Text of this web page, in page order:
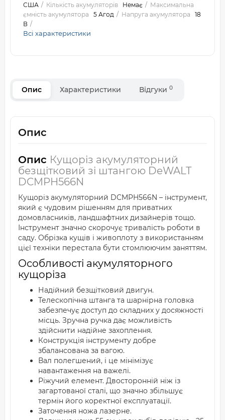
США
Кількість акумуляторів Немає
Максимальна
ємність акумулятора
5 Агод Напруга акумулятора
18
В
Всі характеристики
Опис Характеристики Відгуки 0
Опис
Опис Кущоріз акумуляторний
безщітковий зі штангою DeWALT
DCMPH566N
Кущоріз акумуляторний DCMPH566N – інструмент,
який є чудовим рішенням для приватних
домовласників, ландшафтних дизайнерів тощо.
Інструмент значно скорочує тривалість роботи в
саду. Обрізка кущів і живоплоту з використанням
цієї техніки перестала бути стомлюючим заняттям.
Особливості акумуляторного
кущоріза
Надійний безщітковий двигун.
Телескопічна штанга та шарнірна головка
забезпечує доступ до складних у досяжності
місць. Зручна ручка дає можливість
здійснити надійне захоплення.
Конструкція інструменту добре
збалансована за вагою.
Вал полегшений, і це мінімізує
навантаження на важелі.
Ріжучий елемент. Двосторонній ніж із
загартованої сталі, що значно збільшує
термін його коректної експлуатації.
Заточення ножа лазерне.